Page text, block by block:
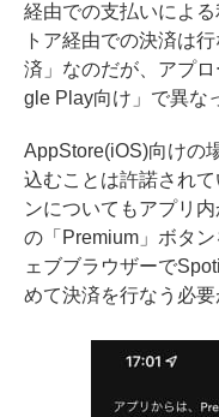
経由での支払いによ
トア経由での決済は
済」なのだが、アプ
gle Play向け」で異な
AppStore(iOS)向けの
込むことは許諾され
ンについてもアプリ
の「Premium」ボタ
ェブブラウザーで
めて決済を行なう必要